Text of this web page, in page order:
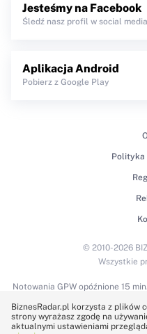
Jesteśmy na Facebook
Śledź nasz profil w social media
Aplikacja Android
Pobierz z Google Play
Polityka
Notowania GPWopóźnione 15 min.
© 2010-2026
Wszystkie
Technologię
BiznesRadar.pl korzysta z plików
strony wyrażasz zgodę na
aktualnymi ustawieniami